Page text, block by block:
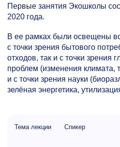
Первые занятия Экошколы
2020 года.
В ее рамках были освещены
с точки зрения бытового
отходов, так и с точки зрения
проблем (изменения климата,
и с точки зрения науки
зелёная энергетика,
Тема лекции Спикер